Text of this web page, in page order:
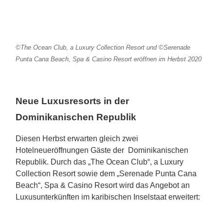
©The Ocean Club, a Luxury Collection Resort und ©Serenade
Punta Cana Beach, Spa & Casino Resort eröffnen im Herbst 2020
Neue Luxusresorts in der
Dominikanischen Republik
Diesen Herbst erwarten gleich zwei
Hotelneueröffnungen Gäste der Dominikanischen
Republik. Durch das „The Ocean Club“, a Luxury
Collection Resort sowie dem „Serenade Punta Cana
Beach“, Spa & Casino Resort wird das Angebot an
Luxusunterkünften im karibischen Inselstaat erweitert: